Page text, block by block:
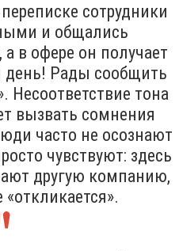
сотрудники
и общались
в офере он получает
Рады сообщить
тона
вызвать сомнения
часто не осознают
чувствуют: здесь
другую компанию,